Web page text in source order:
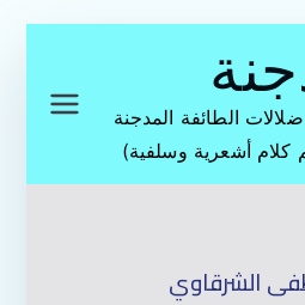
الطائفة المدجنة
كلام أشعرية وسلفية)
الشرقاوي